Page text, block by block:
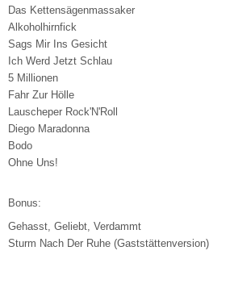
Das Kettensägenmassaker
Alkoholhirnfick
Sags Mir Ins Gesicht
Ich Werd Jetzt Schlau
5 Millionen
Fahr Zur Hölle
Lauscheper Rock'N'Roll
Diego Maradonna
Bodo
Ohne Uns!
Bonus:
Gehasst, Geliebt, Verdammt
Sturm Nach Der Ruhe (Gaststättenversion)